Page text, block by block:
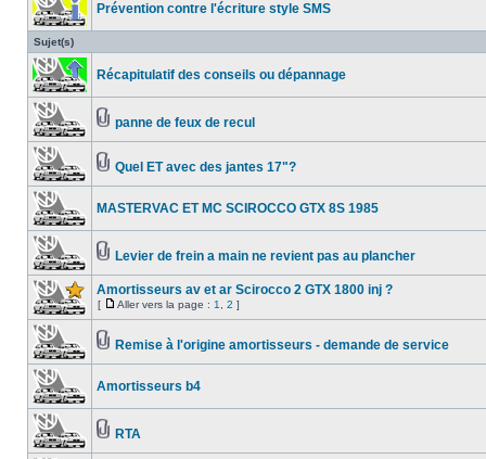
Prévention contre l'écriture style SMS
Sujet(s)
Récapitulatif des conseils ou dépannage
panne de feux de recul
Quel ET avec des jantes 17"?
MASTERVAC ET MC SCIROCCO GTX 8S 1985
Levier de frein a main ne revient pas au plancher
Amortisseurs av et ar Scirocco 2 GTX 1800 inj ?
[ Aller vers la page : 1 2 ]
Remise à l'origine amortisseurs - demande de service
Amortisseurs b4
RTA